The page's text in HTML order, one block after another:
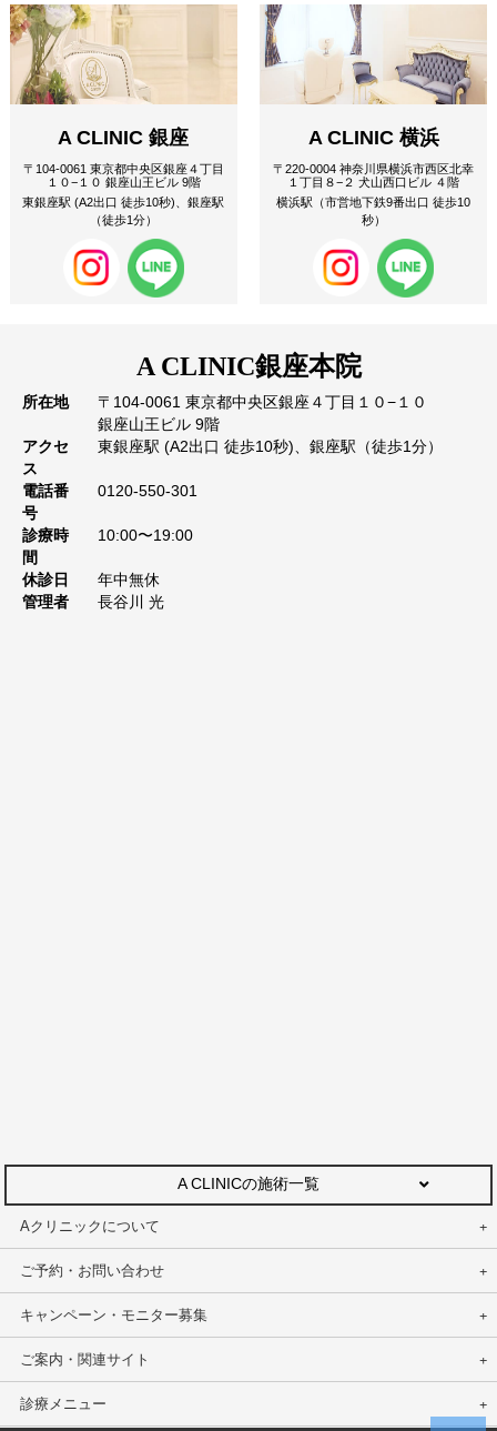
A CLINIC 銀座
〒104-0061 東京都中央区銀座４丁目
１０−１０ 銀座山王ビル 9階
東銀座駅 (A2出口 徒歩10秒)、銀座駅
（徒歩1分）
A CLINIC 横浜
〒220-0004 神奈川県横浜市西区北幸
１丁目８−２ 犬山西口ビル ４階
横浜駅（市営地下鉄9番出口 徒歩10
秒）
A CLINIC銀座本院
所在地
〒104-0061 東京都中央区銀座４丁目１０−１０
銀座山王ビル 9階
アクセ
ス
東銀座駅 (A2出口 徒歩10秒)、銀座駅（徒歩1分）
電話番
号
0120-550-301
診療時
間
10:00〜19:00
休診日
年中無休
管理者
長谷川 光
A CLINICの施術一覧
Aクリニックについて
ご予約・お問い合わせ
キャンペーン・モニター募集
ご案内・関連サイト
診療メニュー